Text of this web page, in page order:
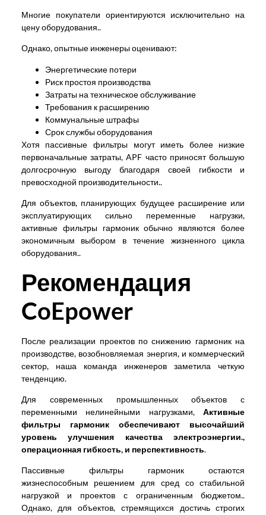
Многие покупатели ориентируются исключительно на
цену оборудования..
Однако, опытные инженеры оценивают:
Энергетические потери
Риск простоя производства
Затраты на техническое обслуживание
Требования к расширению
Коммунальные штрафы
Срок службы оборудования
Хотя пассивные фильтры могут иметь более низкие
первоначальные затраты, APF часто приносят большую
долгосрочную выгоду благодаря своей гибкости и
превосходной производительности..
Для объектов, планирующих будущее расширение или
эксплуатирующих сильно переменные нагрузки,
активные фильтры гармоник обычно являются более
экономичным выбором в течение жизненного цикла
оборудования..
Рекомендация
CoEpower
После реализации проектов по снижению гармоник на
производстве, возобновляемая энергия, и коммерческий
сектор, наша команда инженеров заметила четкую
тенденцию.
Для современных промышленных объектов с
переменными нелинейными нагрузками,Активные
фильтры гармоник обеспечивают высочайший
уровень улучшения качества электроэнергии.,
операционная гибкость, и перспективность.
Пассивные фильтры гармоник остаются
жизнеспособным решением для сред со стабильной
нагрузкой и проектов с ограниченным бюджетом..
Однако, для объектов, стремящихся достичь строгих